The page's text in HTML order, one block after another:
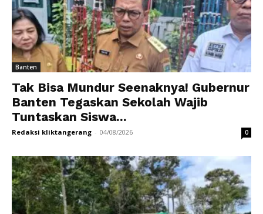
Banten
Tak Bisa Mundur Seenaknya! Gubernur
Banten Tegaskan Sekolah Wajib
Tuntaskan Siswa...
Redaksi kliktangerang - 04/08/2026 0